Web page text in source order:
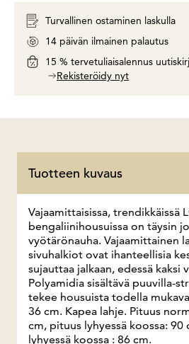
Turvallinen ostaminen laskulla
14 päivän ilmainen palautus
15 % tervetuliaisalennus
Rekisteröidy nyt
Tuotteen kuvaus
Vajaamittaisissa, trendikkäissä
bengaliinihousuissa on täysin
vyötärönauha. Vajaamittainen
sivuhalkiot ovat ihanteellisia
sujauttaa jalkaan, edessä kaksi
Polyamidia sisältävä puuvilla-
tekee housuista todella
36 cm. Kapea lahje. Pituus
cm, pituus lyhyessä koossa:
lyhyessä koossa : 86 cm.